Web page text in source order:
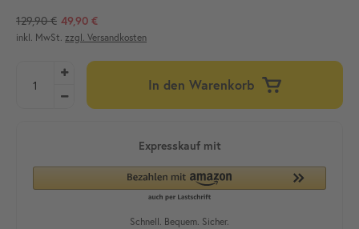
129,90 € 49,90 €
inkl. MwSt. zzgl. Versandkosten
In den Warenkorb